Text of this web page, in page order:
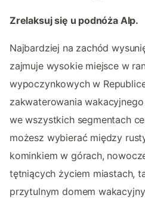
Zrelaksuj się u podnóża Alp.
Najbardziej na zachód
zajmuje wysokie miejsce w
wypoczynkowych w
zakwaterowania
we wszystkich segmentach
możesz wybierać między
kominkiem w górach,
tętniących życiem miastach,
przytulnym domem